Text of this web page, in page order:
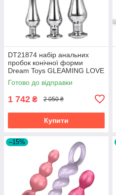
DT21874 набір анальних
пробок конічної форми
Dream Toys GLEAMING LOVE
PLEASURE SET SILVER
Готово до відправки
1 742 ₴ 2 050 ₴
Купити
–15%